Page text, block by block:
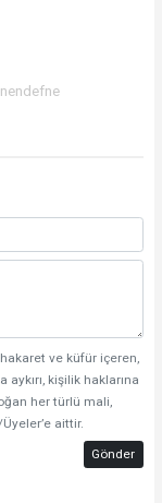
ve küfür içeren,
aykırı, kişilik haklarına
her türlü mali,
aittir.
Gönder